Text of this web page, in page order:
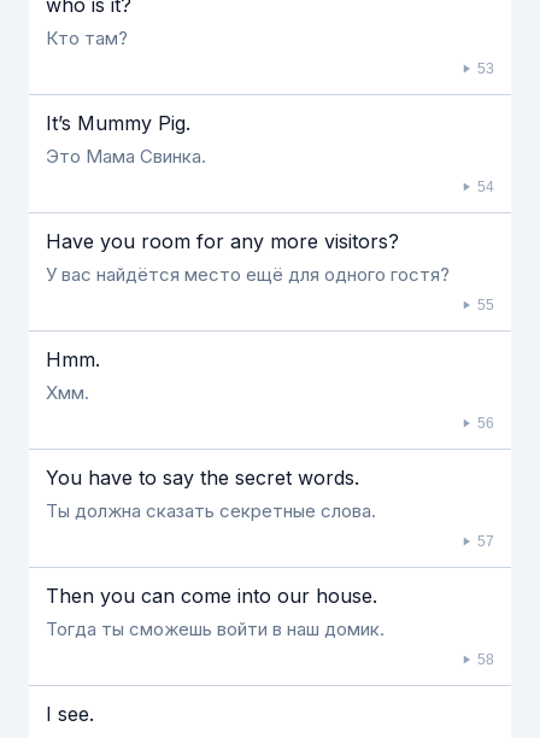
who is it?
Кто там?
53
It’s Mummy Pig.
Это Мама Свинка.
54
Have you room for any more visitors?
У вас найдётся место ещё для одного гостя?
55
Hmm.
Хмм.
56
You have to say the secret words.
Ты должна сказать секретные слова.
57
Then you can come into our house.
Тогда ты сможешь войти в наш домик.
58
I see.